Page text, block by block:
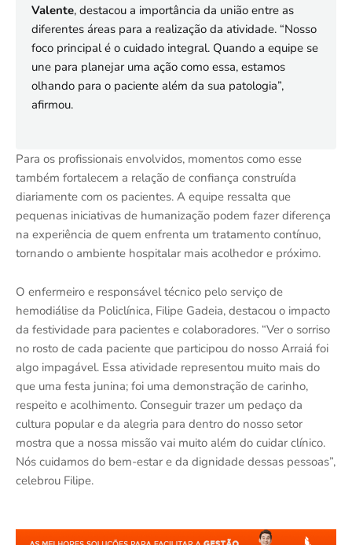
Valente, destacou a importância da união entre as
diferentes áreas para a realização da atividade. “Nosso
foco principal é o cuidado integral. Quando a equipe se
une para planejar uma ação como essa, estamos
olhando para o paciente além da sua patologia”,
afirmou.
Para os profissionais envolvidos, momentos como esse
também fortalecem a relação de confiança construída
diariamente com os pacientes. A equipe ressalta que
pequenas iniciativas de humanização podem fazer diferença
na experiência de quem enfrenta um tratamento contínuo,
tornando o ambiente hospitalar mais acolhedor e próximo.
O enfermeiro e responsável técnico pelo serviço de
hemodiálise da Policlínica, Filipe Gadeia, destacou o impacto
da festividade para pacientes e colaboradores. “Ver o sorriso
no rosto de cada paciente que participou do nosso Arraiá foi
algo impagável. Essa atividade representou muito mais do
que uma festa junina; foi uma demonstração de carinho,
respeito e acolhimento. Conseguir trazer um pedaço da
cultura popular e da alegria para dentro do nosso setor
mostra que a nossa missão vai muito além do cuidar clínico.
Nós cuidamos do bem-estar e da dignidade dessas pessoas”,
celebrou Filipe.